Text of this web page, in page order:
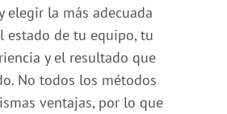
elegir la más adecuada
estado de tu equipo, tu
y el resultado que
No todos los métodos
ventajas, por lo que